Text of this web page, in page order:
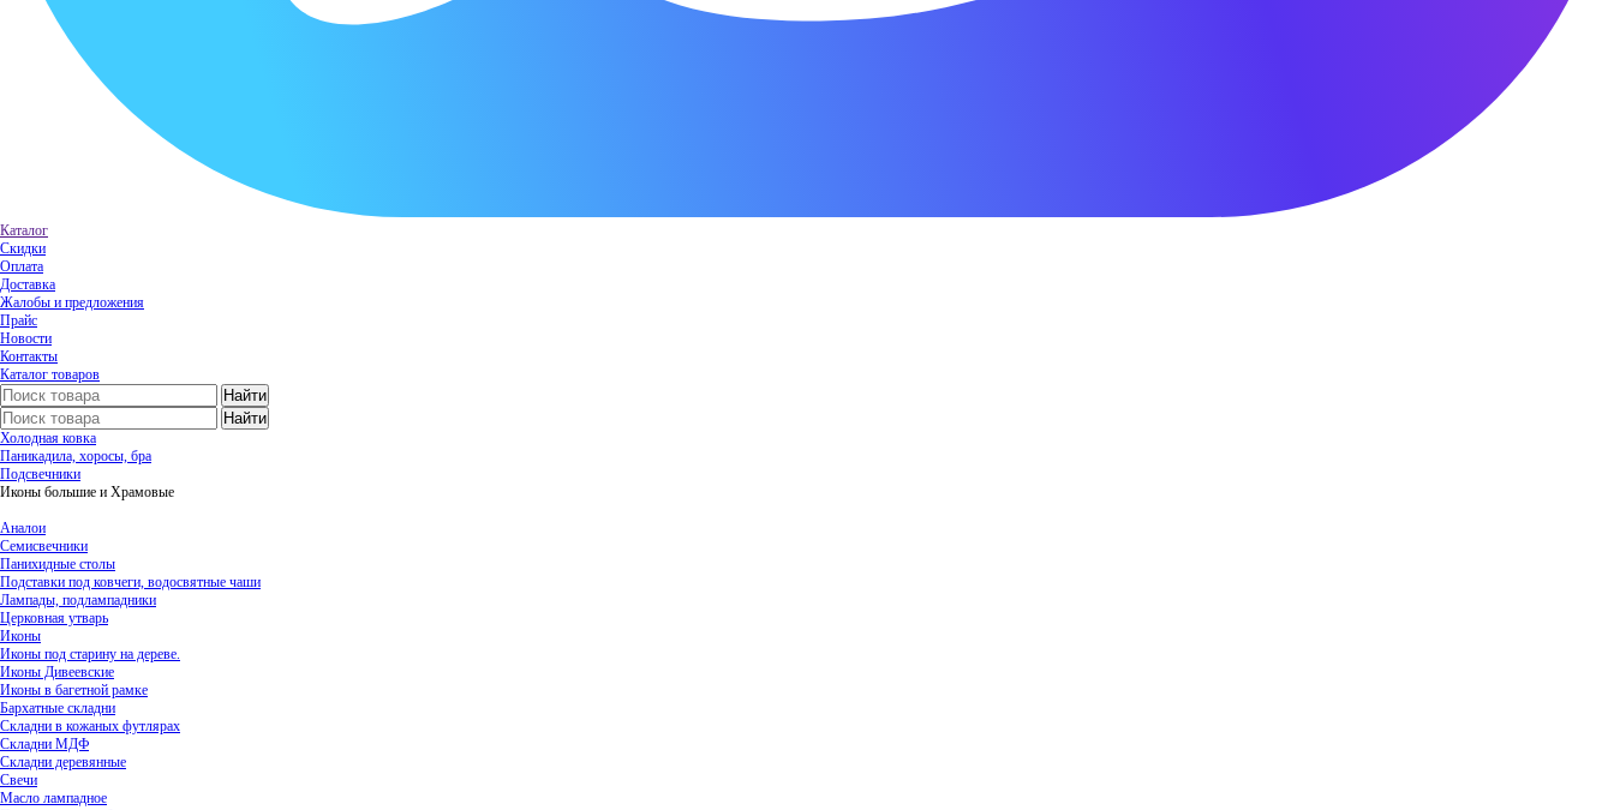
Каталог
Скидки
Оплата
Доставка
Жалобы и предложения
Прайс
Новости
Контакты
Каталог товаров
Холодная ковка
Паникадила, хоросы, бра
Подсвечники
Иконы большие и Храмовые
Аналои
Семисвечники
Панихидные столы
Подставки под ковчеги, водосвятные чаши
Лампады, подлампадники
Церковная утварь
Иконы
Иконы под старину на дереве.
Иконы Дивеевские
Иконы в багетной рамке
Бархатные складни
Складни в кожаных футлярах
Складни МДФ
Складни деревянные
Свечи
Масло лампадное